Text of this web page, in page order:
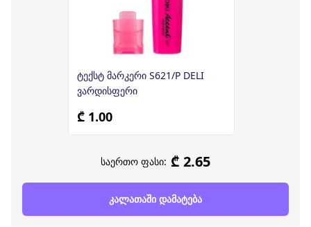
ტექსტ მარკერი S621/P DELI
ვარდისფერი
₾ 1.00
საერთო ფასი: ₾ 2.65
კალათაში დამატება